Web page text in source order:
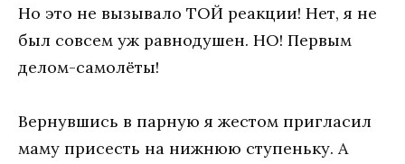
Но это не вызывало ТОЙ реакции! Нет, я не
был совсем уж равнодушен. НО! Первым
делом-самолёты!
Вернувшись в парную я жестом пригласил
маму присесть на нижнюю ступеньку. А